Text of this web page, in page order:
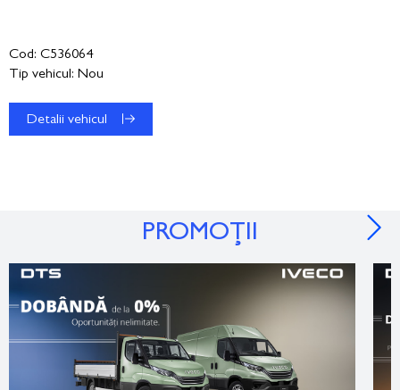
Cod: C536064
Tip vehicul: Nou
Detalii vehicul
PROMOȚII